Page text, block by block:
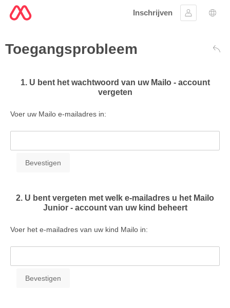
Inschrijven
Aanmelden
Taal
Toegangsprobleem
1. U bent het wachtwoord van uw Mailo - account
vergeten
Voer uw Mailo e-mailadres in:
2. U bent vergeten met welk e-mailadres u het Mailo
Junior - account van uw kind beheert
Voer het e-mailadres van uw kind Mailo in: